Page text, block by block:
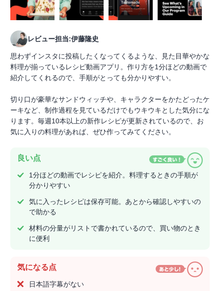
レビュー担当:伊藤隆史
思わずインスタに投稿したくなってくるような、見た目華やかな
料理が揃っているレシピ動画アプリ。作り方を1分ほどの動画で
紹介してくれるので、手順がとっても分かりやすい。
切り口が豪華なサンドウィッチや、キャラクターをかたどったケ
ーキなど、制作過程を見ているだけでもウキウキとした気分にな
ります。毎週10本以上の新作レシピが更新されているので、お
気に入りの料理があれば、ぜひ作ってみてください。
良い点
1分ほどの動画でレシピを紹介。料理するときの手順が
分かりやすい
気に入ったレシピは保存可能。あとから確認しやすいの
で助かる
材料の分量がリストで書かれているので、買い物のとき
に便利
気になる点
日本語字幕がない